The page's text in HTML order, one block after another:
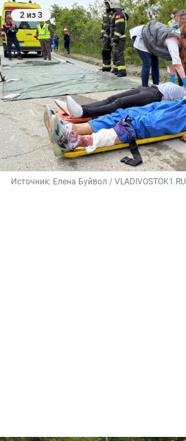
2 из 3
Источник: Елена Буйвол / VLADIVOSTOK1.RU